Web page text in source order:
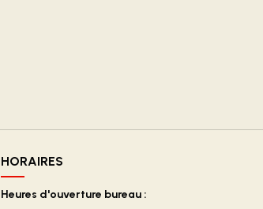
HORAIRES
Heures d'ouverture bureau :